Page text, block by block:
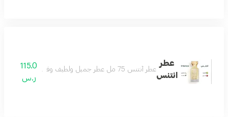
عطر
انتنس
عطر أنتنس 75 مل عطر جميل ولطيف وفواح جداً تكوين مميز من الياسمين والمسك والفانيلا ولمسات فاخرة من البرغموت والتوت البري عطر يملك قلبك حتماً عطر شتوي نهاري رائع بكل معنى مكونات العطر الياسمين البرغموت التوت البري الفانيلا
115.0
ر.س